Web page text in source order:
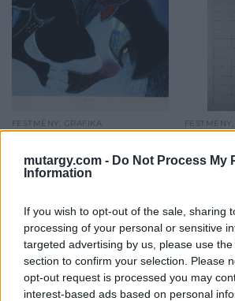
mutargy.com - Do Not Process My
Information
If you wish to opt-out of the sale, sharing
processing of your personal or sensitive
targeted advertising by us, please use
section to confirm your selection. Please
opt-out request is processed you may
interest-based ads based on personal
FESTMÉNY, GRAFIKA
Földi Péter (1949):
Rárepülés
merített papír, comp.print
11/12, jjl, 24 x 36 cm
Kikiáltási ár:
25 000
Aukció:
253. aukció - festmény,
Máj
papír,
x 70 cm
Kikiáltási
Aukció:
253.